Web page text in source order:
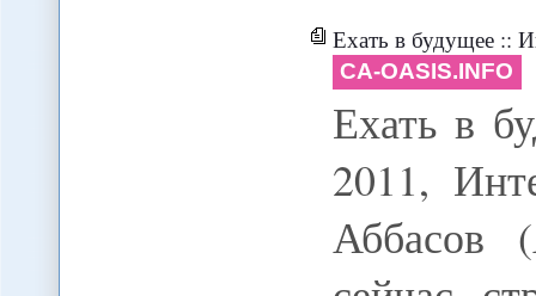
Ехать в будущее ::
CA-OASIS.INFO
Ехать в
2011,
Аббасов